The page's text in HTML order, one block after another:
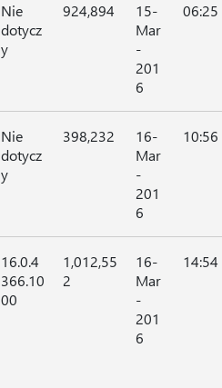
Nie
dotycz
y
924,894
15-
Mar
-
201
6
06:25
Nie
dotycz
y
398,232
16-
Mar
-
201
6
10:56
16.0.4
366.10
00
1,012,55
2
16-
Mar
-
201
6
14:54